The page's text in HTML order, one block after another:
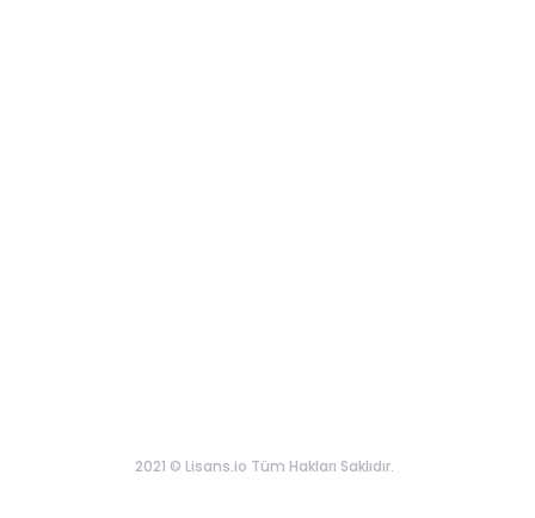
2021 © Lisans.io Tüm Hakları Saklıdır.